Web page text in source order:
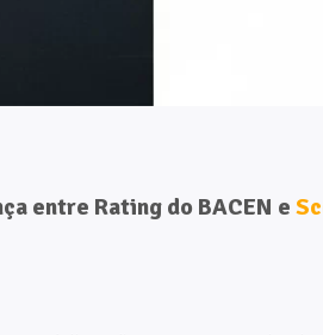
entre Rating do BACEN e